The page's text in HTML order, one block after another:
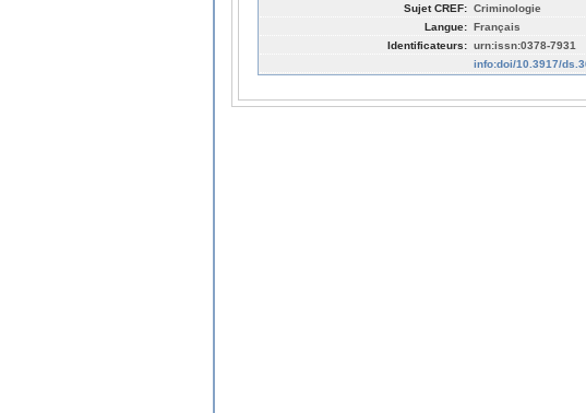
Sujet CREF: Criminologie
Langue: Français
Identificateurs: urn:issn:0378-7931
info:doi/10.3917/